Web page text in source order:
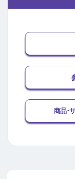
商品･